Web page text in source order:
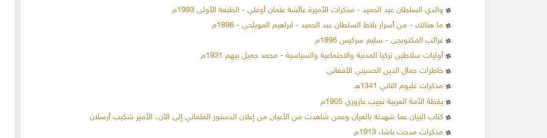
والدي السلطان عبد الحميد - مذكرات الأميرة عائشة عثمان أوغلي - الطبعة الأولى 1993م
ما هنالك - من أسرار بلاط السلطان عبد الحميد - ابراهيم المويلحي - 1896م
غرائب المكتوبجي - سليم سركيس 1896م
أوليات سلاطين تركيا المدنية والاجتماعية والسياسية - محمد جميل بيهم 1931م
خاطرات جمال الدين الحسيني الأفغاني
مذكرات غليوم الثاني 1341هـ
يقظة الأمة العربية نجيب عازوري 1905م
كتاب البيان عما شهدته بالعيان وعمن شاهدت من الأعيان من إعلان الدستور العثماني إلى الآن، الأمير شكيب أرسلان
مذكرات مدحت باشا، 1913م